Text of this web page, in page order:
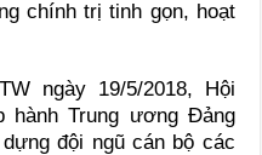
chính trị tinh gọn, hoạt
ngày 19/5/2018, Hội
hành Trung ương Đảng
đội ngũ cán bộ các